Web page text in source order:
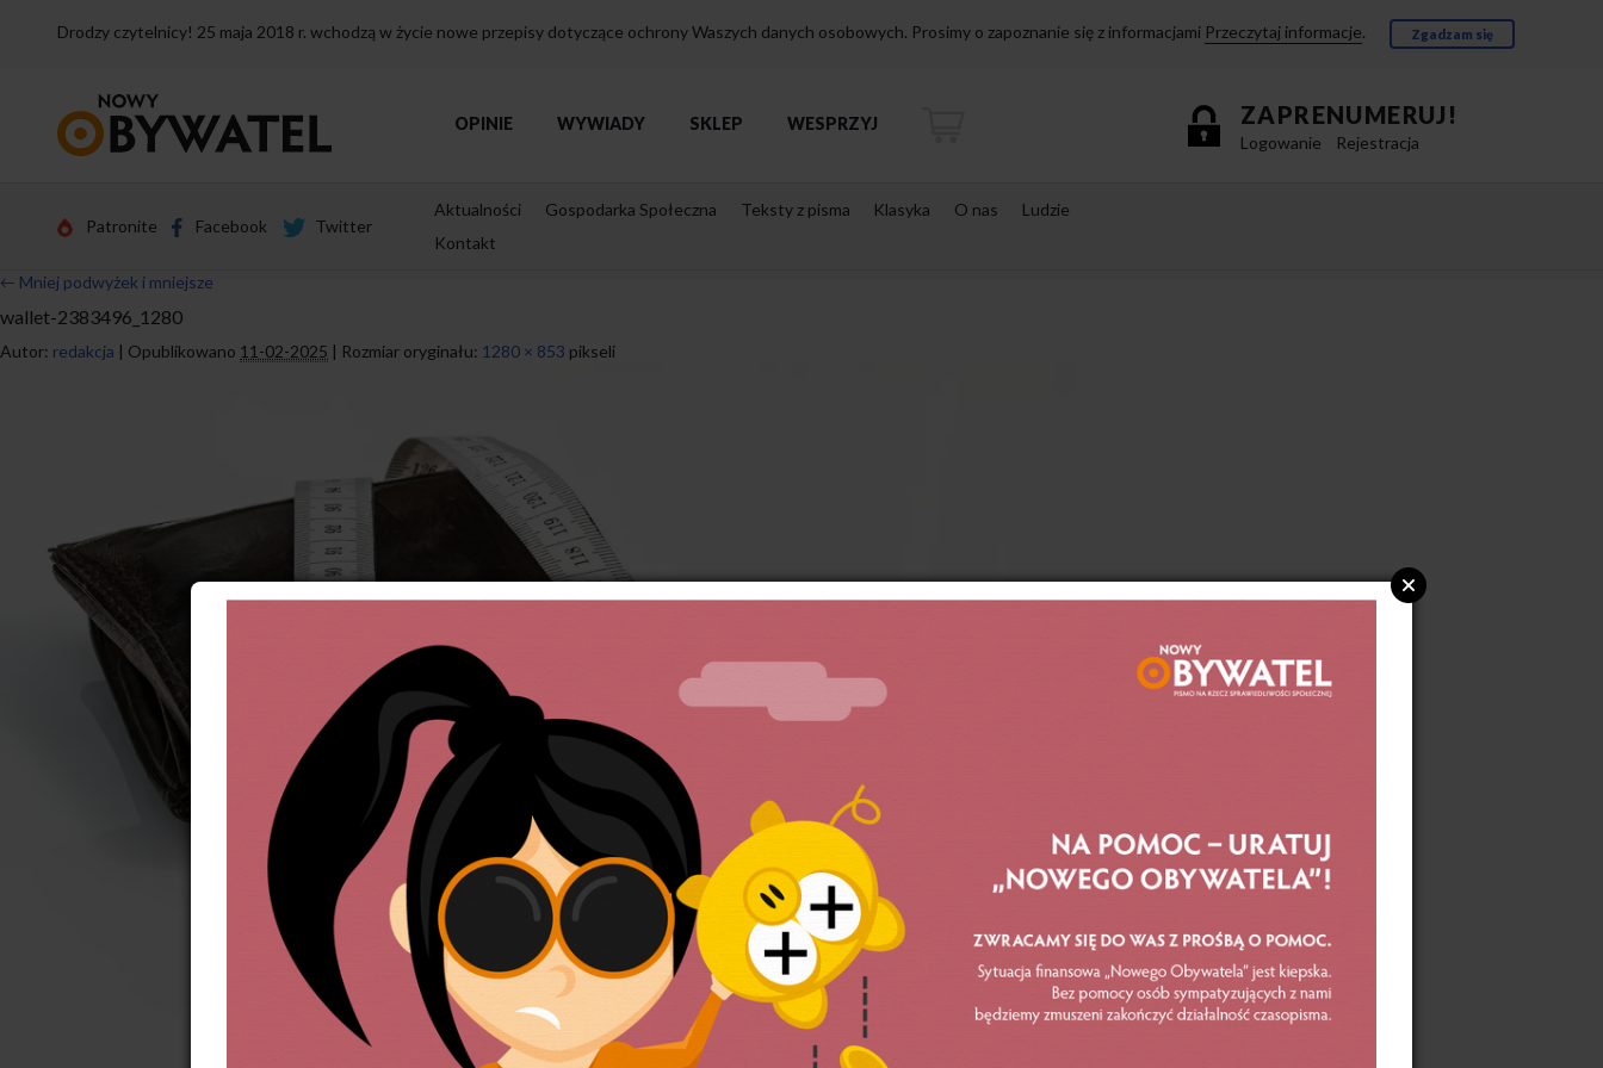
Drodzy czytelnicy! 25 maja 2018 r. wchodzą w życie nowe przepisy dotyczące ochrony Waszych danych osobowych. Prosimy o zapoznanie się z informacjami Przeczytaj informacje. Zgadzam się
strony
ZAPRENUMERUJ!
Logowanie Rejestracja
OPINIE WYWIADY SKLEP WESPRZYJ
Patronite Facebook Twitter
Aktualności Gospodarka Społeczna Teksty z pisma Klasyka O nas
Ludzie
Kontakt
← Mniej podwyżek i mniejsze
wallet-2383496_1280
Autor: redakcja | Opublikowano 11-02-2025 | Rozmiar oryginału: 1280 × 853 pikseli